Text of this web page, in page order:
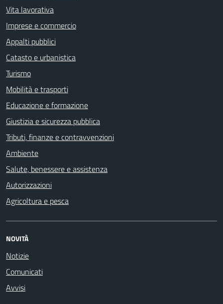
Vita lavorativa
Imprese e commercio
Appalti pubblici
Catasto e urbanistica
Turismo
Mobilità e trasporti
Educazione e formazione
Giustizia e sicurezza pubblica
Tributi, finanze e contravvenzioni
Ambiente
Salute, benessere e assistenza
Autorizzazioni
Agricoltura e pesca
NOVITÀ
Notizie
Comunicati
Avvisi